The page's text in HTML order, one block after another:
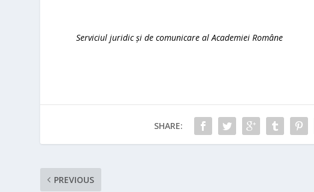
Serviciul juridic și de comunicare al Academiei Române
SHARE:
PREVIOUS